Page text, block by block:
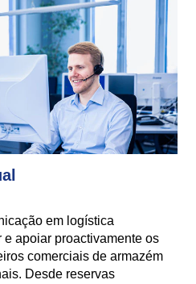
em logística
apoiar proactivamente os
comerciais de armazém
Desde reservas